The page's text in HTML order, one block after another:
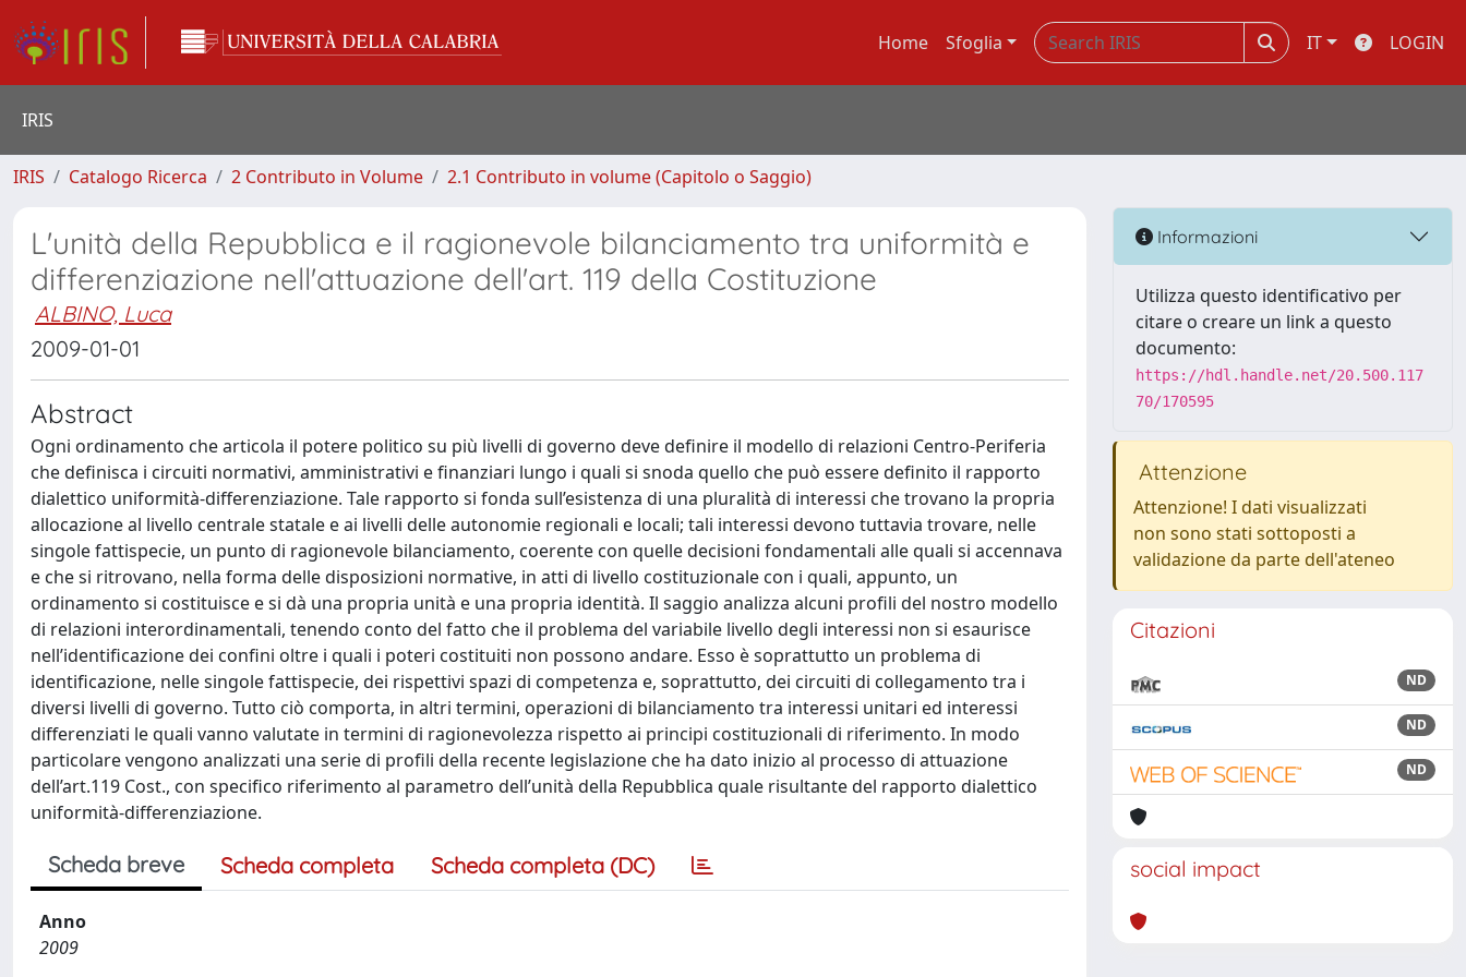
Home Sfoglia IT LOGIN
IRIS
IRIS Catalogo Ricerca 2 Contributo in Volume 2.1 Contributo in volume (Capitolo o Saggio)
L'unità della Repubblica e il ragionevole bilanciamento tra uniformità e
differenziazione nell'attuazione dell'art. 119 della Costituzione
ALBINO, Luca
2009-01-01
Abstract
Ogni ordinamento che articola il potere politico su più livelli di governo deve definire il modello di relazioni Centro-Periferia
che definisca i circuiti normativi, amministrativi e finanziari lungo i quali si snoda quello che può essere definito il rapporto
dialettico uniformità-differenziazione. Tale rapporto si fonda sull’esistenza di una pluralità di interessi che trovano la propria
allocazione al livello centrale statale e ai livelli delle autonomie regionali e locali; tali interessi devono tuttavia trovare, nelle
singole fattispecie, un punto di ragionevole bilanciamento, coerente con quelle decisioni fondamentali alle quali si accennava
e che si ritrovano, nella forma delle disposizioni normative, in atti di livello costituzionale con i quali, appunto, un
ordinamento si costituisce e si dà una propria unità e una propria identità. Il saggio analizza alcuni profili del nostro modello
di relazioni interordinamentali, tenendo conto del fatto che il problema del variabile livello degli interessi non si esaurisce
nell’identificazione dei confini oltre i quali i poteri costituiti non possono andare. Esso è soprattutto un problema di
identificazione, nelle singole fattispecie, dei rispettivi spazi di competenza e, soprattutto, dei circuiti di collegamento tra i
diversi livelli di governo. Tutto ciò comporta, in altri termini, operazioni di bilanciamento tra interessi unitari ed interessi
differenziati le quali vanno valutate in termini di ragionevolezza rispetto ai principi costituzionali di riferimento. In modo
particolare vengono analizzati una serie di profili della recente legislazione che ha dato inizio al processo di attuazione
dell’art.119 Cost., con specifico riferimento al parametro dell’unità della Repubblica quale risultante del rapporto dialettico
uniformità-differenziazione.
Scheda breve Scheda completa Scheda completa (DC)
Anno
2009
Informazioni
Utilizza questo identificativo per
citare o creare un link a questo
documento:
https://hdl.handle.net/20.500.117
70/170595
Attenzione
Attenzione! I dati visualizzati
non sono stati sottoposti a
validazione da parte dell'ateneo
Citazioni
ND
ND
ND
social impact